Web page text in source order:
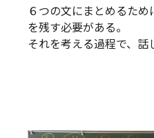
６つの文にまとめるた
を残す必要がある。
それを考える過程で、話